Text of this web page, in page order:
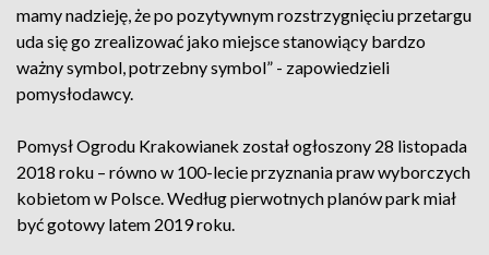
mamy nadzieję, że po pozytywnym rozstrzygnięciu przetargu
uda się go zrealizować jako miejsce stanowiący bardzo
ważny symbol, potrzebny symbol” - zapowiedzieli
pomysłodawcy.
Pomysł Ogrodu Krakowianek został ogłoszony 28 listopada
2018 roku – równo w 100-lecie przyznania praw wyborczych
kobietom w Polsce. Według pierwotnych planów park miał
być gotowy latem 2019 roku.